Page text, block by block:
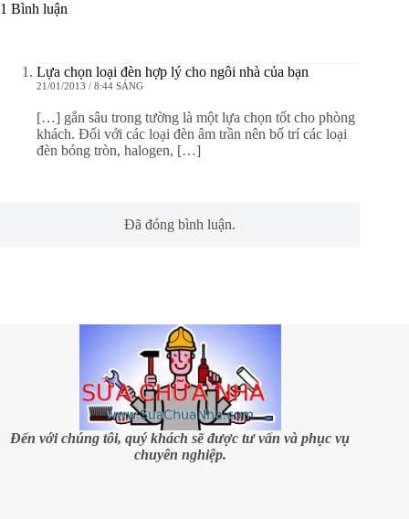
1 Bình luận
Lựa chọn loại đèn hợp lý cho ngôi nhà của bạn
21/01/2013 / 8:44 SÁNG
[…] gắn sâu trong tường là một lựa chọn tốt cho phòng
khách. Đối với các loại đèn âm trần nên bố trí các loại
đèn bóng tròn, halogen, […]
Đã đóng bình luận.
Đến với chúng tôi, quý khách sẽ được tư vấn và phục vụ
chuyên nghiệp.